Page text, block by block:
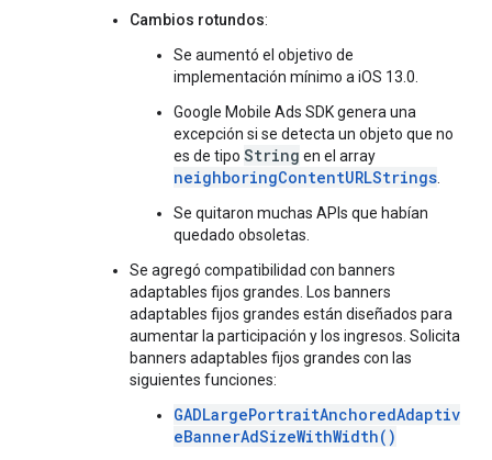
Cambios rotundos:
Se aumentó el objetivo de
implementación mínimo a iOS 13.0.
Google Mobile Ads SDKgenera una
excepción si se detecta un objeto que no
es de tipo String en el array
neighboringContentURLStrings
Se quitaron muchas APIs que habían
quedado obsoletas.
Se agregó compatibilidad con banners
adaptables fijos grandes. Los banners
adaptables fijos grandes están diseñados para
aumentar la participación y los ingresos. Solicita
banners adaptables fijos grandes con las
siguientes funciones:
GADLargePortraitAnchoredAdaptiv
eBannerAdSizeWithWidth()